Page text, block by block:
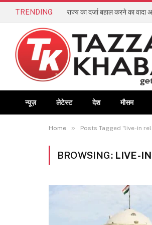
TRENDING राज्य का दर्जा बहाल करने का वादा
न्यूज़ लेटेस्ट देश मौसम
Home » Posts Tagged "live-in
BROWSING: LIVE-